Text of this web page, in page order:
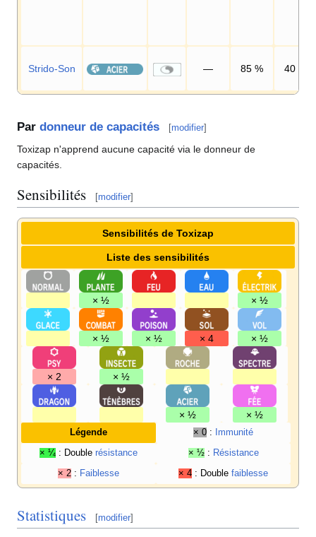
Strido-Son — 85 % 40
Par donneur de capacités [modifier]
Toxizap n'apprend aucune capacité via le donneur de
capacités.
Sensibilités [modifier]
Sensibilités de Toxizap
Liste des sensibilités
× ½ × ½
× ½ × ½ × 4 × ½
× 2 × ½
× ½ × ½
Légende × 0 : Immunité
× ¼ : Double résistance × ½ : Résistance
× 2 : Faiblesse × 4 : Double faiblesse
Statistiques [modifier]